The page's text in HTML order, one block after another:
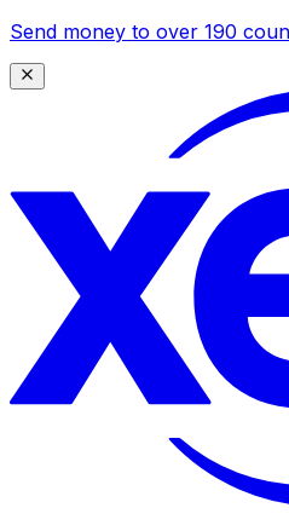
Send money to over 190